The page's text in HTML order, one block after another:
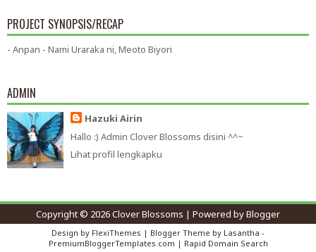
PROJECT SYNOPSIS/RECAP
- Anpan - Nami Uraraka ni, Meoto Biyori
ADMIN
Hazuki Airin
Hallo :) Admin Clover Blossoms disini ^^~
Lihat profil lengkapku
Copyright © 2026Clover Blossoms | Powered byBlogger
Design by FlexiThemes | Blogger Theme by Lasantha -
PremiumBloggerTemplates.com | Rapid Domain Search